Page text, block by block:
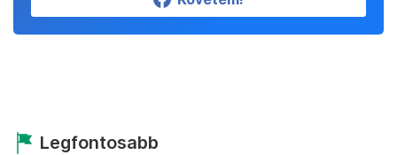
Legfontosabb